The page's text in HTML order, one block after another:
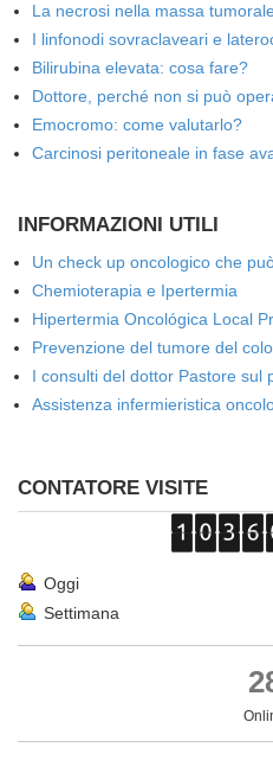
La necrosi nella massa tumorale
I linfonodi sovraclaveari e
Bilirubina elevata: cosa fare?
Dottore, perché non si può
Emocromo: come valutarlo?
Carcinosi peritoneale in fase
INFORMAZIONI UTILI
Un check up oncologico che
Chemioterapia e Ipertermia
Hipertermia Oncológica Local
Prevenzione del tumore del
I consulti del dottor Pastore sul
Assistenza infermieristica
CONTATORE VISITE
Oggi
Settimana